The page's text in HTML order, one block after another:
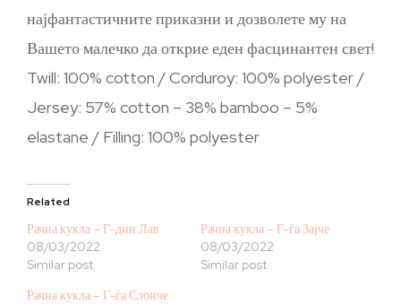
најфантастичните приказни и дозволете му на
Вашето малечко да открие еден фасцинантен свет!
Twill: 100% cotton / Corduroy: 100% polyester /
Jersey: 57% cotton – 38% bamboo – 5%
elastane / Filling: 100% polyester
Related
Рачна кукла – Г-дин Лав
08/03/2022
Similar post
Рачна кукла – Г-ѓа Зајче
08/03/2022
Similar post
Рачна кукла – Г-ѓа Слонче